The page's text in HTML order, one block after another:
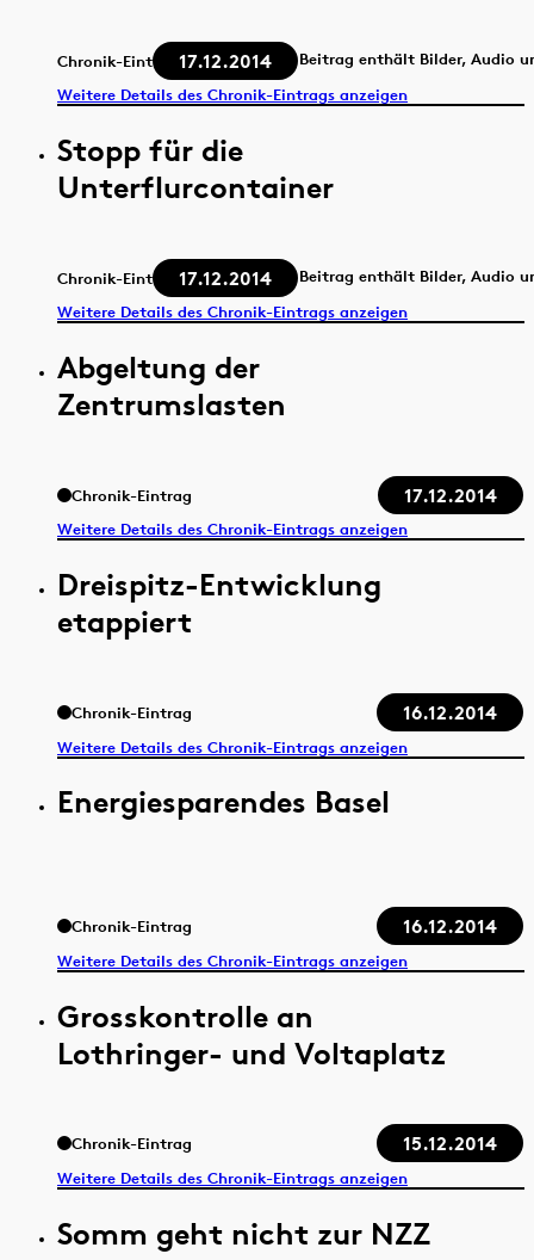
Chronik-Eintrag 17.12.2014
Beitrag enthält Bilder, Audio
Weitere Details des Chronik-Eintrags anzeigen
Stopp für die
Unterflurcontainer
Chronik-Eintrag 17.12.2014
Beitrag enthält Bilder, Audio
Weitere Details des Chronik-Eintrags anzeigen
Abgeltung der
Zentrumslasten
Chronik-Eintrag 17.12.2014
Weitere Details des Chronik-Eintrags anzeigen
Dreispitz-Entwicklung
etappiert
Chronik-Eintrag 16.12.2014
Weitere Details des Chronik-Eintrags anzeigen
Energiesparendes Basel
Chronik-Eintrag 16.12.2014
Weitere Details des Chronik-Eintrags anzeigen
Grosskontrolle an
Lothringer- und Voltaplatz
Chronik-Eintrag 15.12.2014
Weitere Details des Chronik-Eintrags anzeigen
Somm geht nicht zur NZZ